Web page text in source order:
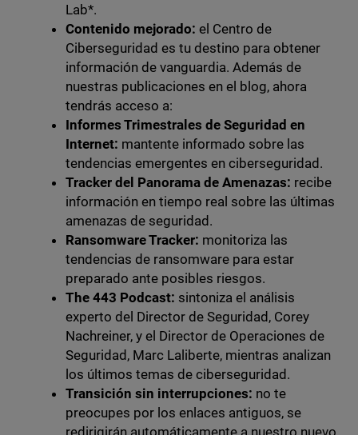
Lab*.
Contenido mejorado: el Centro de
Ciberseguridad es tu destino para obtener
información de vanguardia. Además de
nuestras publicaciones en el blog, ahora
tendrás acceso a:
Informes Trimestrales de Seguridad en
Internet: mantente informado sobre las
tendencias emergentes en ciberseguridad.
Tracker del Panorama de Amenazas: recibe
información en tiempo real sobre las últimas
amenazas de seguridad.
Ransomware Tracker: monitoriza las
tendencias de ransomware para estar
preparado ante posibles riesgos.
The 443 Podcast: sintoniza el análisis
experto del Director de Seguridad, Corey
Nachreiner, y el Director de Operaciones de
Seguridad, Marc Laliberte, mientras analizan
los últimos temas de ciberseguridad.
Transición sin interrupciones: no te
preocupes por los enlaces antiguos, se